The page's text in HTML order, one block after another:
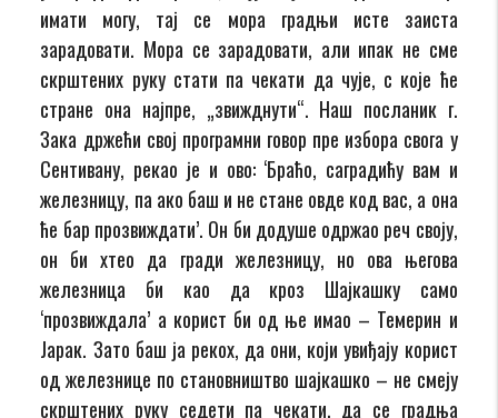
имати могу, тај се мора градњи исте заиста
зарадовати. Мора се зарадовати, али ипак не сме
скрштених руку стати па чекати да чује, с које ће
стране она најпре, „звижднути“. Наш посланик г.
Зака држећи свој програмни говор пре избора свога у
Сентивану, рекао је и ово: ‘Браћо, саградићу вам и
железницу, па ако баш и не стане овде код вас, а она
ће бар прозвиждати’. Он би додуше одржао реч своју,
он би хтео да гради железницу, но ова његова
железница би као да кроз Шајкашку само
‘прозвиждала’ а корист би од ње имао – Темерин и
Јарак. Зато баш ја рекох, да они, који увиђају корист
од железнице по становништво шајкашко – не смеју
скрштених руку седети па чекати, да се градња